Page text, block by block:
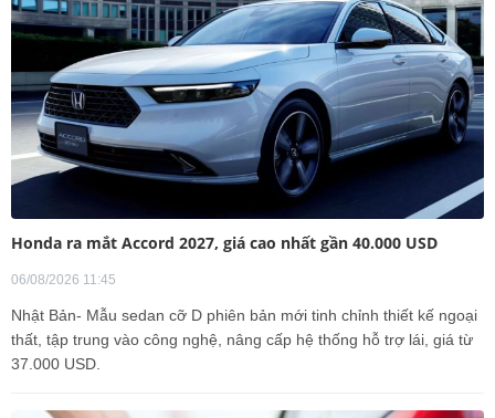
Honda ra mắt Accord 2027, giá cao nhất gần 40.000 USD
06/08/2026 11:45
Nhật Bản- Mẫu sedan cỡ D phiên bản mới tinh chỉnh thiết kế ngoại
thất, tập trung vào công nghệ, nâng cấp hệ thống hỗ trợ lái, giá từ
37.000 USD.